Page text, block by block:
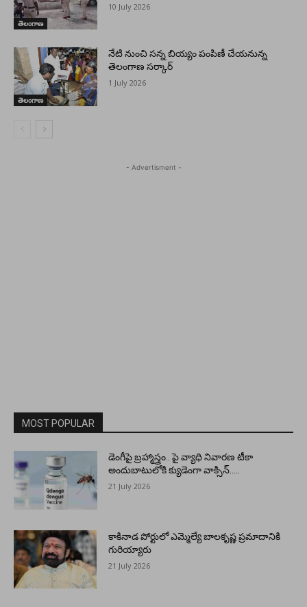
తెలంగాణ
10 July 2026
తెలంగాణ
నేటి నుంచి సన్న బియ్యం పంపిణీ చేయనున్న
తెలంగాణ సర్కార్
1 July 2026
- Advertisment -
MOST POPULAR
డెంగీపై బ్రహ్మాస్త్రం.. పై వ్యాధి నివారణ టీకా
అందుబాటులోకి క్యుడెంగా వాక్సిన్…..
21 July 2026
కాకినాడ పోర్టులో ఎమ్మెల్యే బాలకృష్ణ ప్రమాదానికి
గురియ్యారు
21 July 2026